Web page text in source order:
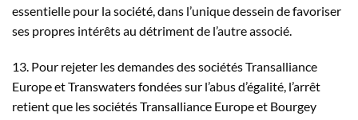
essentielle pour la société, dans l’unique dessein de favoriser
ses propres intérêts au détriment de l’autre associé.
13. Pour rejeter les demandes des sociétés Transalliance
Europe et Transwaters fondées sur l’abus d’égalité, l’arrêt
retient que les sociétés Transalliance Europe et Bourgey